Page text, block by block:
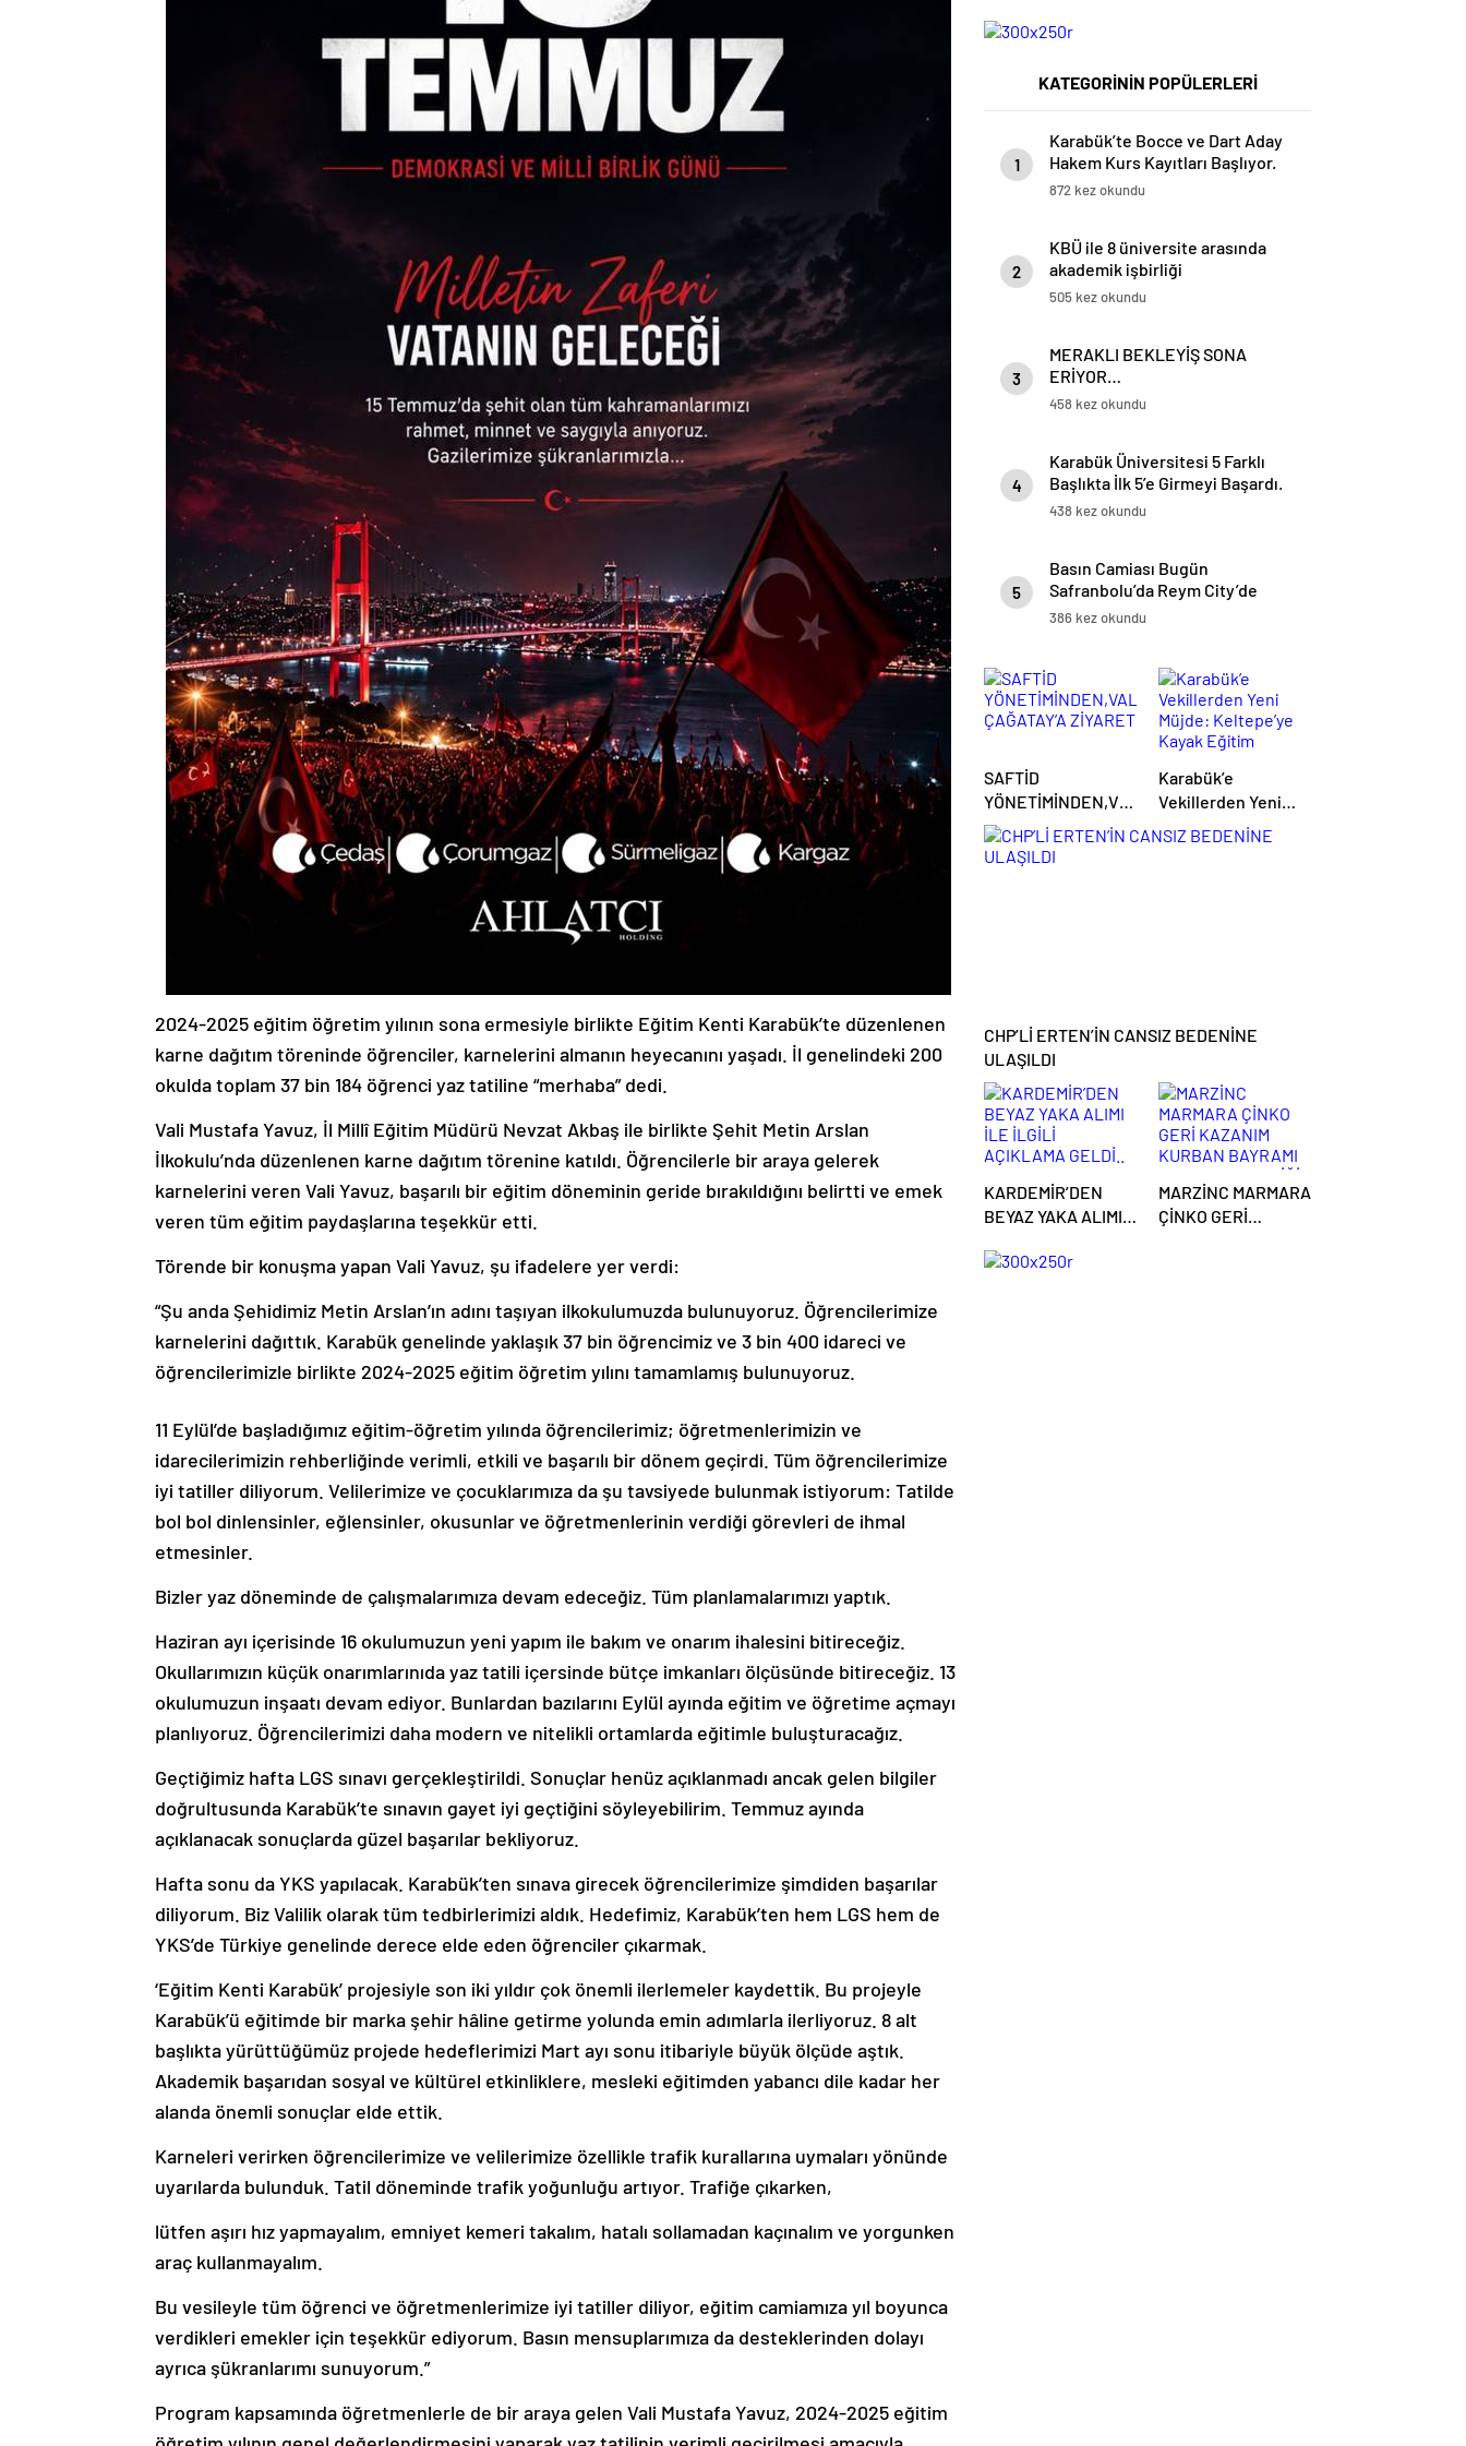
2024-2025 eğitim öğretim yılının sona ermesiyle birlikte Eğitim Kenti Karabük’te düzenlenen
karne dağıtım töreninde öğrenciler, karnelerini almanın heyecanını yaşadı. İl genelindeki 200
okulda toplam 37 bin 184 öğrenci yaz tatiline “merhaba” dedi.
Vali Mustafa Yavuz, İl Millî Eğitim Müdürü Nevzat Akbaş ile birlikte Şehit Metin Arslan
İlkokulu’nda düzenlenen karne dağıtım törenine katıldı. Öğrencilerle bir araya gelerek
karnelerini veren Vali Yavuz, başarılı bir eğitim döneminin geride bırakıldığını belirtti ve emek
veren tüm eğitim paydaşlarına teşekkür etti.
Törende bir konuşma yapan Vali Yavuz, şu ifadelere yer verdi:
“Şu anda Şehidimiz Metin Arslan’ın adını taşıyan ilkokulumuzda bulunuyoruz. Öğrencilerimize
karnelerini dağıttık. Karabük genelinde yaklaşık 37 bin öğrencimiz ve 3 bin 400 idareci ve
öğrencilerimizle birlikte 2024-2025 eğitim öğretim yılını tamamlamış bulunuyoruz.
11 Eylül’de başladığımız eğitim-öğretim yılında öğrencilerimiz; öğretmenlerimizin ve
idarecilerimizin rehberliğinde verimli, etkili ve başarılı bir dönem geçirdi. Tüm öğrencilerimize
iyi tatiller diliyorum. Velilerimize ve çocuklarımıza da şu tavsiyede bulunmak istiyorum: Tatilde
bol bol dinlensinler, eğlensinler, okusunlar ve öğretmenlerinin verdiği görevleri de ihmal
etmesinler.
Bizler yaz döneminde de çalışmalarımıza devam edeceğiz. Tüm planlamalarımızı yaptık.
Haziran ayı içerisinde 16 okulumuzun yeni yapım ile bakım ve onarım ihalesini bitireceğiz.
Okullarımızın küçük onarımlarınıda yaz tatili içersinde bütçe imkanları ölçüsünde bitireceğiz. 13
okulumuzun inşaatı devam ediyor. Bunlardan bazılarını Eylül ayında eğitim ve öğretime açmayı
planlıyoruz. Öğrencilerimizi daha modern ve nitelikli ortamlarda eğitimle buluşturacağız.
Geçtiğimiz hafta LGS sınavı gerçekleştirildi. Sonuçlar henüz açıklanmadı ancak gelen bilgiler
doğrultusunda Karabük’te sınavın gayet iyi geçtiğini söyleyebilirim. Temmuz ayında
açıklanacak sonuçlarda güzel başarılar bekliyoruz.
Hafta sonu da YKS yapılacak. Karabük’ten sınava girecek öğrencilerimize şimdiden başarılar
diliyorum. Biz Valilik olarak tüm tedbirlerimizi aldık. Hedefimiz, Karabük’ten hem LGS hem de
YKS’de Türkiye genelinde derece elde eden öğrenciler çıkarmak.
‘Eğitim Kenti Karabük’ projesiyle son iki yıldır çok önemli ilerlemeler kaydettik. Bu projeyle
Karabük’ü eğitimde bir marka şehir hâline getirme yolunda emin adımlarla ilerliyoruz. 8 alt
başlıkta yürüttüğümüz projede hedeflerimizi Mart ayı sonu itibariyle büyük ölçüde aştık.
Akademik başarıdan sosyal ve kültürel etkinliklere, mesleki eğitimden yabancı dile kadar her
alanda önemli sonuçlar elde ettik.
Karneleri verirken öğrencilerimize ve velilerimize özellikle trafik kurallarına uymaları yönünde
uyarılarda bulunduk. Tatil döneminde trafik yoğunluğu artıyor. Trafiğe çıkarken,
lütfen aşırı hız yapmayalım, emniyet kemeri takalım, hatalı sollamadan kaçınalım ve yorgunken
araç kullanmayalım.
Bu vesileyle tüm öğrenci ve öğretmenlerimize iyi tatiller diliyor, eğitim camiamıza yıl boyunca
verdikleri emekler için teşekkür ediyorum. Basın mensuplarımıza da desteklerinden dolayı
ayrıca şükranlarımı sunuyorum.”
Program kapsamında öğretmenlerle de bir araya gelen Vali Mustafa Yavuz, 2024-2025 eğitim
KATEGORİNİN POPÜLERLERİ
1
Karabük’te Bocce ve Dart Aday
Hakem Kurs Kayıtları Başlıyor.
872 kez okundu
2
KBÜ ile 8 üniversite arasında
akademik işbirliği
505 kez okundu
3
MERAKLI BEKLEYİŞ SONA
ERİYOR…
458 kez okundu
4
Karabük Üniversitesi 5 Farklı
Başlıkta İlk 5’e Girmeyi Başardı.
438 kez okundu
5
Basın Camiası Bugün
Safranbolu’da Reym City’de
Kahvaltıda Bir Araya Geldi
386 kez okundu
SAFTİD
YÖNETİMİNDEN,VALİ
ÇAĞATAY’A ZİYARET
Karabük’e
Vekillerden Yeni
Müjde: Keltepe’ye
Kayak Eğitim
CHP’Lİ ERTEN’İN CANSIZ BEDENİNE
ULAŞILDI
KARDEMİR’DEN
BEYAZ YAKA ALIMI
AÇIKLAMA GELDİ..
MARZİNC MARMARA
ÇİNKO GERİ